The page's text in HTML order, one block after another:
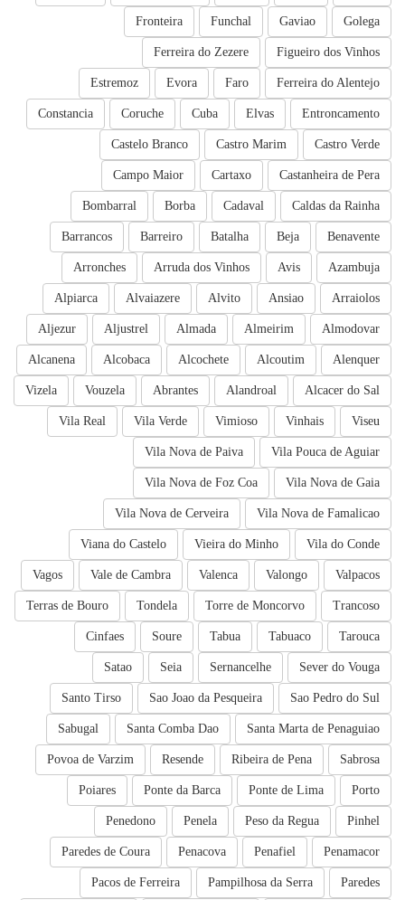
Golega
Gaviao
Funchal
Fronteira
Figueiro dos Vinhos
Ferreira do Zezere
Ferreira do Alentejo
Faro
Evora
Estremoz
Entroncamento
Elvas
Cuba
Coruche
Constancia
Castro Verde
Castro Marim
Castelo Branco
Castanheira de Pera
Cartaxo
Campo Maior
Caldas da Rainha
Cadaval
Borba
Bombarral
Benavente
Beja
Batalha
Barreiro
Barrancos
Azambuja
Avis
Arruda dos Vinhos
Arronches
Arraiolos
Ansiao
Alvito
Alvaiazere
Alpiarca
Almodovar
Almeirim
Almada
Aljustrel
Aljezur
Alenquer
Alcoutim
Alcochete
Alcobaca
Alcanena
Alcacer do Sal
Alandroal
Abrantes
Vouzela
Vizela
Viseu
Vinhais
Vimioso
Vila Verde
Vila Real
Vila Pouca de Aguiar
Vila Nova de Paiva
Vila Nova de Gaia
Vila Nova de Foz Coa
Vila Nova de Famalicao
Vila Nova de Cerveira
Vila do Conde
Vieira do Minho
Viana do Castelo
Valpacos
Valongo
Valenca
Vale de Cambra
Vagos
Trancoso
Torre de Moncorvo
Tondela
Terras de Bouro
Tarouca
Tabuaco
Tabua
Soure
Cinfaes
Sever do Vouga
Sernancelhe
Seia
Satao
Sao Pedro do Sul
Sao Joao da Pesqueira
Santo Tirso
Santa Marta de Penaguiao
Santa Comba Dao
Sabugal
Sabrosa
Ribeira de Pena
Resende
Povoa de Varzim
Porto
Ponte de Lima
Ponte da Barca
Poiares
Pinhel
Peso da Regua
Penela
Penedono
Penamacor
Penafiel
Penacova
Paredes de Coura
Paredes
Pampilhosa da Serra
Pacos de Ferreira